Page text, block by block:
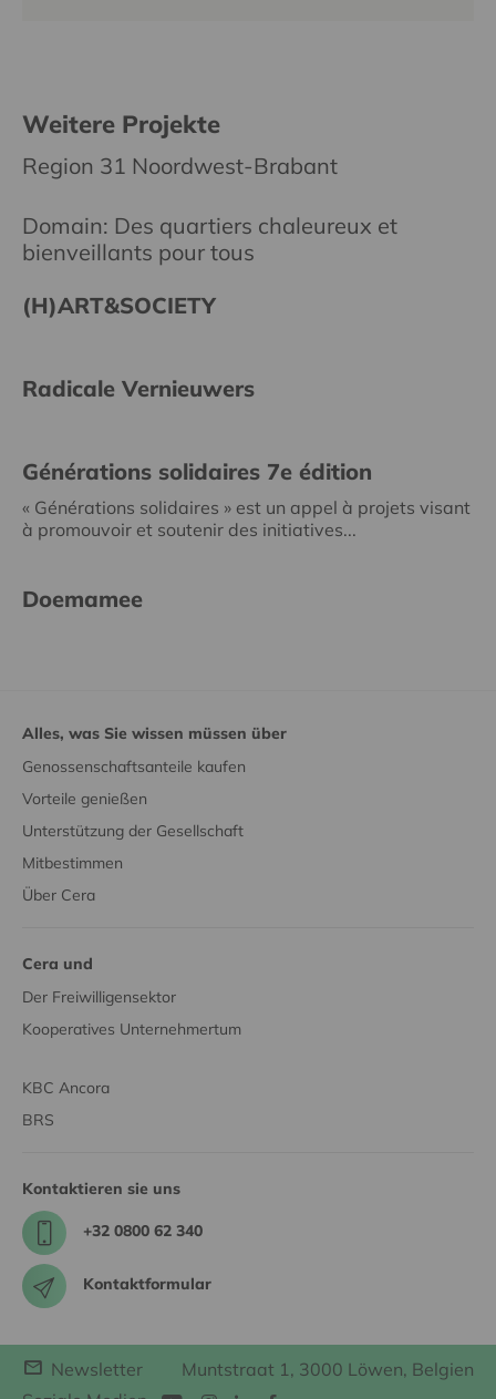
Weitere Projekte
Region 31 Noordwest-Brabant
Domain: Des quartiers chaleureux et
bienveillants pour tous
(H)ART&SOCIETY
Radicale Vernieuwers
Générations solidaires 7e édition
« Générations solidaires » est un appel à projets visant
à promouvoir et soutenir des initiatives...
Doemamee
Alles, was Sie wissen müssen über
Genossenschaftsanteile kaufen
Vorteile genießen
Unterstützung der Gesellschaft
Mitbestimmen
Über Cera
Cera und
Der Freiwilligensektor
Kooperatives Unternehmertum
KBC Ancora
BRS
Kontaktieren sie uns
+32 0800 62 340
Kontaktformular
Newsletter
Muntstraat 1, 3000 Löwen, Belgien